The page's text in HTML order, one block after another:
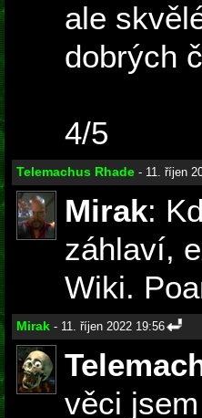
ale
dobrých
4/5
Telemachus Rhade - 11. říjen
Mirak:
záhlaví,
Wiki.
Mirak - 11. říjen 2022 19:56
věci